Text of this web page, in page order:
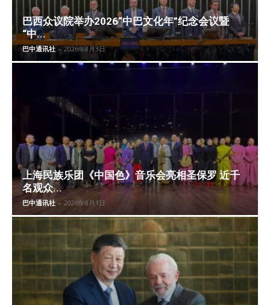
巴西众议院举办2026“中巴文化年”纪念会议暨
“中...
巴中通讯社 - 2026年8月3日
上海民族乐团《中国色》音乐会亮相圣保罗 近千
名观众...
巴中通讯社 - 2026年8月1日